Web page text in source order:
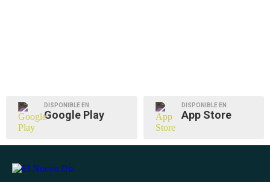
DISPONIBLE EN
Google Play
DISPONIBLE EN
App Store